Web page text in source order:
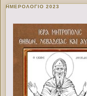
ΗΜΕΡΟΛΟΓΙΟ 2023